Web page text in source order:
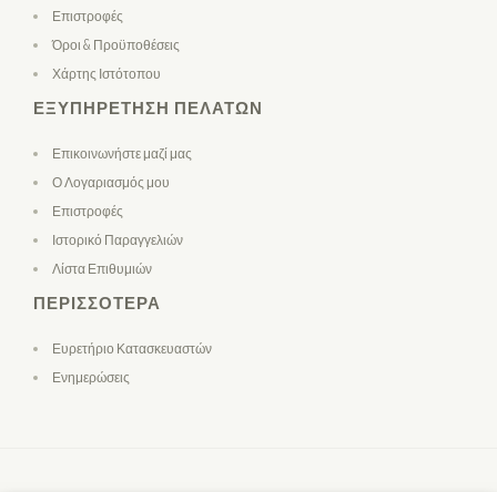
Επιστροφές
Όροι & Προϋποθέσεις
Χάρτης Ιστότοπου
ΕΞΥΠΗΡΈΤΗΣΗ ΠΕΛΑΤΏΝ
Επικοινωνήστε μαζί μας
Ο Λογαριασμός μου
Επιστροφές
Ιστορικό Παραγγελιών
Λίστα Επιθυμιών
ΠΕΡΙΣΣΌΤΕΡΑ
Ευρετήριο Κατασκευαστών
Ενημερώσεις